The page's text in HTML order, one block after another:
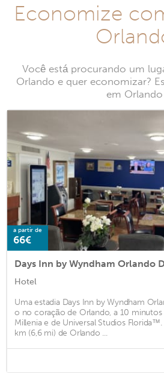
Economize
Você está procurando um
Orlando e quer economizar?
em Orlando
a partir de
66€
Days Inn by Wyndham Orlando
Hotel
Uma estadia Days Inn by Wyndham
o no coração de Orlando, a 10
Millenia e de Universal Studios
km (6,6 mi) de Orlando ...